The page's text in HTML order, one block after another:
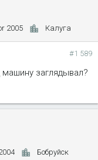
2005 Калуга
#1 589
машину заглядывал?
Бобруйск